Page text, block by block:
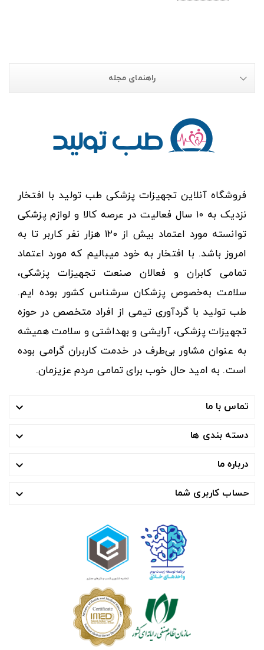
راهنمای مجله
فروشگاه آنلاین تجهیزات پزشکی طب تولید با افتخار
نزدیک به ۱۰ سال فعالیت در عرصه کالا و لوازم پزشکی
توانسته مورد اعتماد بیش از ۱۲۰ هزار نفر کاربر تا به
امروز باشد. با افتخار به خود میبالیم که مورد اعتماد
تمامی کابران و فعالان صنعت تجهیزات پزشکی،
سلامت به‌خصوص پزشکان سرشناس کشور بوده ایم.
طب تولید با گردآوری تیمی از افراد متخصص در حوزه
تجهیزات پزشکی، آرایشی و بهداشتی و سلامت همیشه
به عنوان مشاور بی‌طرف در خدمت کاربران گرامی بوده
است. به امید حال خوب برای تمامی مردم عزیزمان.
تماس با ما 
دسته بندی ها 
درباره ما 
حساب کاربری شما 